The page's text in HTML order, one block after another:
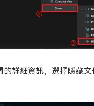
的詳細資訊，選擇隱藏文